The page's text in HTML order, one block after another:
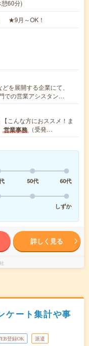
60分)
★9月～OK！
を展開する企業にて、
での営業アシスタン…
こんな方におススメ！ま
営業事務 （受発…
50代
60代
しずか
詳しく見る
ケート集計や事
登録OK 派遣